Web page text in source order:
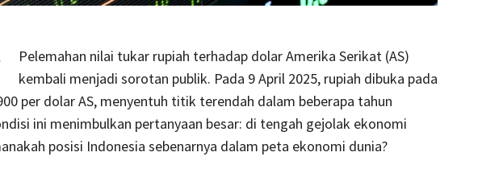
Pelemahan nilai tukar rupiah terhadap dolar Amerika Serikat (AS)
kembali menjadi sorotan publik. Pada 9 April 2025, rupiah dibuka pada
per dolar AS, menyentuh titik terendah dalam beberapa tahun
ini menimbulkan pertanyaan besar: di tengah gejolak ekonomi
posisi Indonesia sebenarnya dalam peta ekonomi dunia?